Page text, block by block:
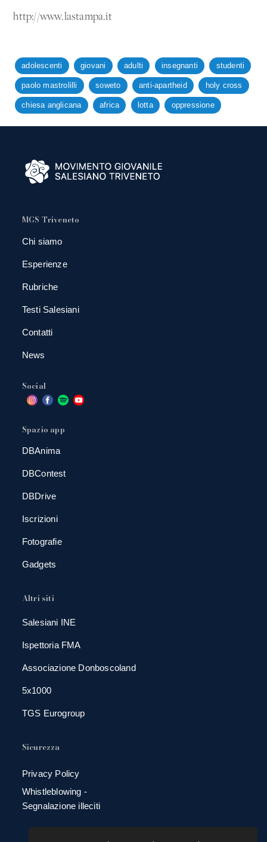
http://www.lastampa.it
adolescenti giovani adulti insegnanti studenti
paolo mastrolilli soweto anti-apartheid holy cross
chiesa anglicana africa lotta oppressione
MGS Triveneto
Chi siamo
Esperienze
Rubriche
Testi Salesiani
Contatti
News
Social
Spazio app
DBAnima
DBContest
DBDrive
Iscrizioni
Fotografie
Gadgets
Altri siti
Salesiani INE
Ispettoria FMA
Associazione Donboscoland
5x1000
TGS Eurogroup
Sicurezza
Privacy Policy
Whistleblowing -
Segnalazione illeciti